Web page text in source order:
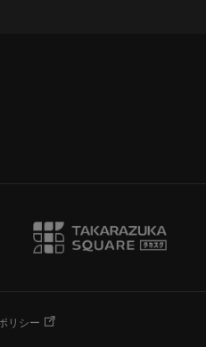
リシー